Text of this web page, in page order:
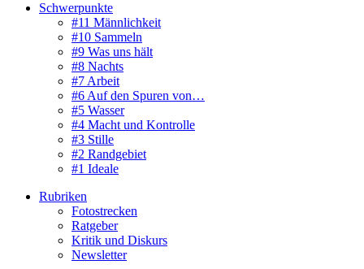
Schwerpunkte
#11 Männlichkeit
#10 Sammeln
#9 Was uns hält
#8 Nachts
#7 Arbeit
#6 Auf den Spuren von…
#5 Wasser
#4 Macht und Kontrolle
#3 Stille
#2 Randgebiet
#1 Ideale
Rubriken
Fotostrecken
Ratgeber
Kritik und Diskurs
Newsletter